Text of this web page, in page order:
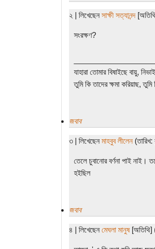
২ | লিখেছেন সাক্ষী সত্যানন্দ
সংরক্ষণ?
যাহারা তোমার বিষাইছে বায়ু,
তুমি কি তাদের ক্ষমা করিয়াছ,
জবাব
৩ | লিখেছেন মাহবুব লীলেন
তেলে চুবানোর বর্ণনা পাই নাই।
হইছিল
জবাব
৪ | লিখেছেন মেঘলা মানুষ[অতিথি]